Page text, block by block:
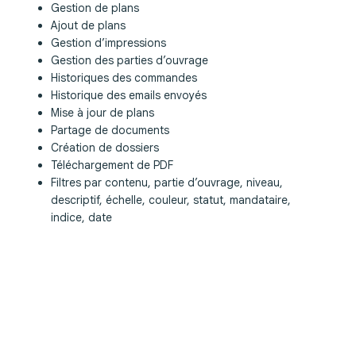
Gestion de plans
Ajout de plans
Gestion d’impressions
Gestion des parties d’ouvrage
Historiques des commandes
Historique des emails envoyés
Mise à jour de plans
Partage de documents
Création de dossiers
Téléchargement de PDF
Filtres par contenu, partie d’ouvrage, niveau,
descriptif, échelle, couleur, statut, mandataire,
indice, date